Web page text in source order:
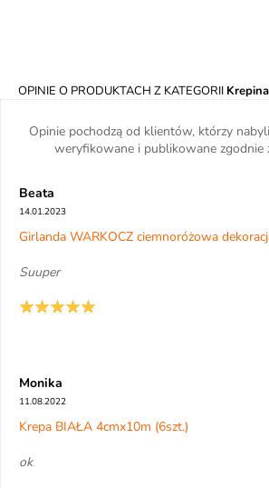
OPINIE O PRODUKTACH Z KATEGORII
Opinie pochodzą od klientów, którzy
weryfikowane i publikowane zgodnie
Beata
14.01.2023
Girlanda WARKOCZ ciemnoróżowa
Suuper
Monika
11.08.2022
Krepa BIAŁA 4cmx10m (6szt.)
ok